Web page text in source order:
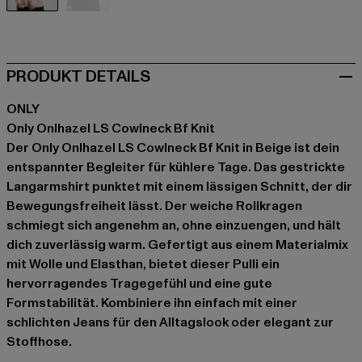
PRODUKT DETAILS
ONLY
Only Onlhazel LS Cowlneck Bf Knit
Der Only Onlhazel LS Cowlneck Bf Knit in Beige ist dein
entspannter Begleiter für kühlere Tage. Das gestrickte
Langarmshirt punktet mit einem lässigen Schnitt, der dir
Bewegungsfreiheit lässt. Der weiche Rollkragen
schmiegt sich angenehm an, ohne einzuengen, und hält
dich zuverlässig warm. Gefertigt aus einem Materialmix
mit Wolle und Elasthan, bietet dieser Pulli ein
hervorragendes Tragegefühl und eine gute
Formstabilität. Kombiniere ihn einfach mit einer
schlichten Jeans für den Alltagslook oder elegant zur
Stoffhose.